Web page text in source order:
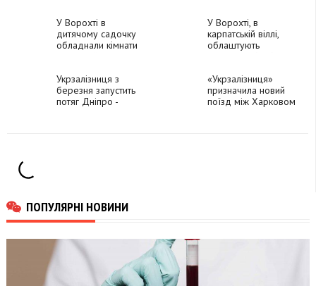
біля Ворохти
У Ворохті в
дитячому садочку
обладнали кімнати
освітніми потребами
У Ворохті, в
карпатській віллі,
облаштують
військових
Укрзалізниця з
березня запустить
потяг Дніпро -
«Укрзалізниця»
призначила новий
поїзд між Харковом
ПОПУЛЯРНІ НОВИНИ